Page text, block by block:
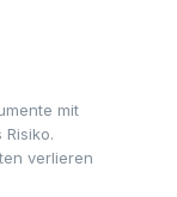
mit
verlieren